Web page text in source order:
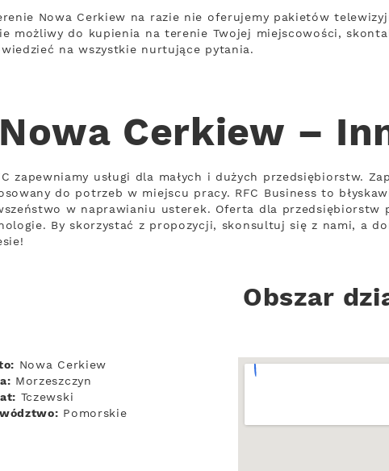
Nowa Cerkiew na razie nie oferujemy pakietów
możliwy do kupienia na terenie Twojej miejscowości,
na wszystkie nurtujące pytania.
Nowa Cerkiew –
zapewniamy usługi dla małych i dużych przedsiębiorstw.
do potrzeb w miejscu pracy. RFC Business to
w naprawianiu usterek. Oferta dla przedsiębiorstw
By skorzystać z propozycji, skonsultuj się z nami, a
Obszar
Nowa Cerkiew
Morzeszczyn
Tczewski
Pomorskie